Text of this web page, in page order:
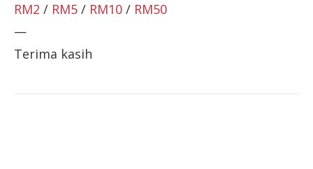
RM2 / RM5 / RM10 / RM50
—
Terima kasih